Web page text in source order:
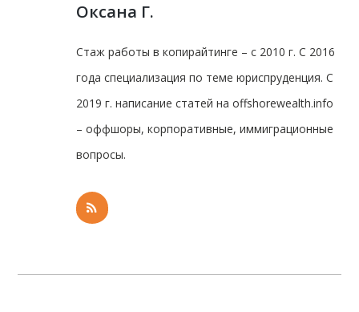
Оксана Г.
Стаж работы в копирайтинге – с 2010 г. С 2016
года специализация по теме юриспруденция. С
2019 г. написание статей на offshorewealth.info
– оффшоры, корпоративные, иммиграционные
вопросы.